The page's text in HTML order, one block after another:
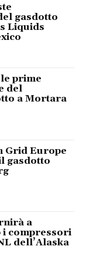
gasdotto
Liquids
prime
del
a Mortara
Grid Europe
gasdotto
a
i compressori
dell’Alaska